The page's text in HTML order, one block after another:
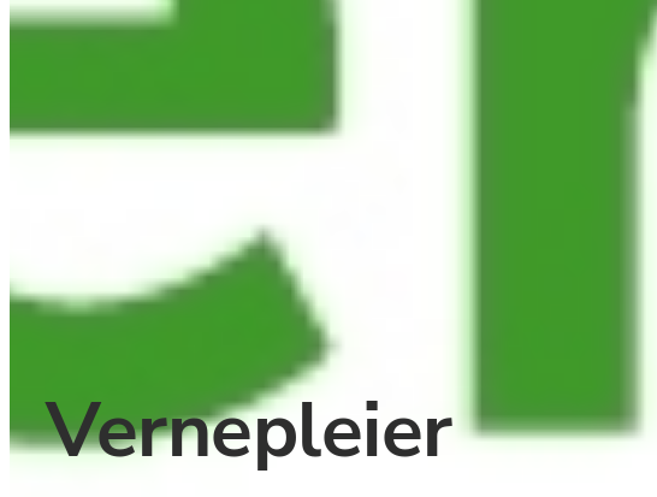
Vernepleier